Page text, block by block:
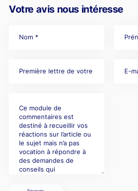
Votre avis nous intéresse